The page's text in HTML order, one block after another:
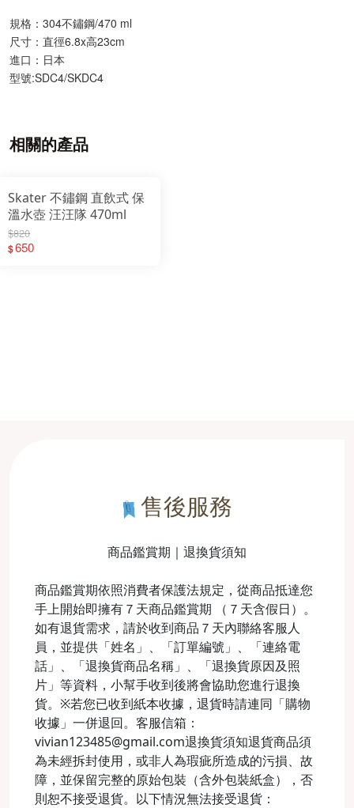
規格：304不鏽鋼/470 ml
尺寸：直徑6.8x高23cm
進口：日本
型號:SDC4/SKDC4
相關的產品
Skater 不鏽鋼 直飲式 保
溫水壺 汪汪隊 470ml
$820
$650
售後服務
商品鑑賞期｜退換貨須知
商品鑑賞期依照消費者保護法規定，從商品抵達您
手上開始即擁有７天商品鑑賞期 （７天含假日）。
如有退貨需求，請於收到商品７天內聯絡客服人
員，並提供「姓名」、「訂單編號」、「連絡電
話」、「退換貨商品名稱」、「退換貨原因及照
片」等資料，小幫手收到後將會協助您進行退換
貨。※若您已收到紙本收據，退貨時請連同「購物
收據」一併退回。客服信箱：
vivian123485@gmail.com退換貨須知退貨商品須
為未經拆封使用，或非人為瑕疵所造成的污損、故
障，並保留完整的原始包裝（含外包裝紙盒），否
則恕不接受退貨。以下情況無法接受退貨：